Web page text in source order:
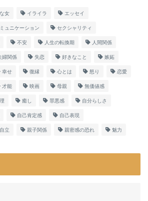
女 イライラ エッセイ
ュニケーション セクシャリティ
不安 人生の転換期 人間関係
婦関係 失恋 好きなこと 嫉妬
幸せ 復縁 心とは 怒り 恋愛
才能 映画 母親 無価値感
癒し 罪悪感 自分らしさ
自己肯定感 自己表現
自立 親子関係 親密感の恐れ 魅力